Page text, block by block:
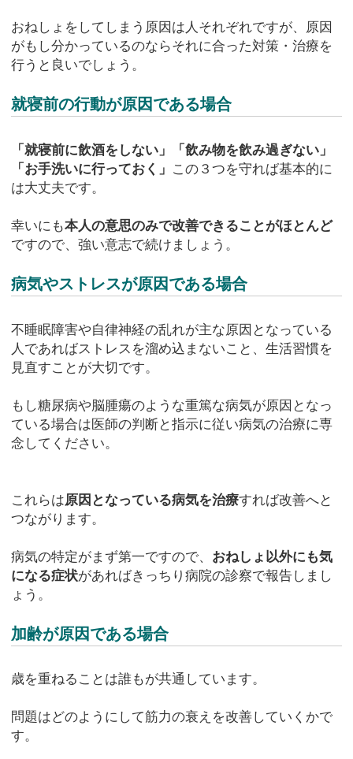
おねしょをしてしまう原因は人それぞれですが、原因
がもし分かっているのならそれに合った対策・治療を
行うと良いでしょう。
就寝前の行動が原因である場合
「就寝前に飲酒をしない」「飲み物を飲み過ぎない」
「お手洗いに行っておく」 この３つを守れば基本的に
は大丈夫です。
幸いにも本人の意思のみで改善できることがほとんど
ですので、強い意志で続けましょう。
病気やストレスが原因である場合
不睡眠障害や自律神経の乱れが主な原因となっている
人であればストレスを溜め込まないこと、生活習慣を
見直すことが大切です。
もし糖尿病や脳腫瘍のような重篤な病気が原因となっ
ている場合は医師の判断と指示に従い病気の治療に専
念してください。
これらは原因となっている病気を治療すれば改善へと
つながります。
病気の特定がまず第一ですので、 おねしょ以外にも気
になる症状があればきっちり病院の診察で報告しまし
ょう。
加齢が原因である場合
歳を重ねることは誰もが共通しています。
問題はどのようにして筋力の衰えを改善していくかで
す。